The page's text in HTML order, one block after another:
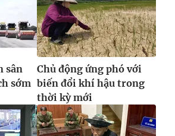
sân
sớm
Chủ động ứng phó với
biến đổi khí hậu trong
thời kỳ mới